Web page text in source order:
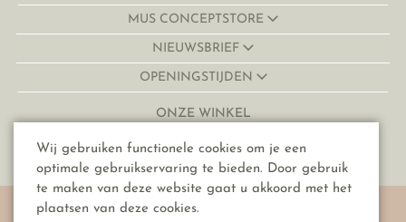
Wij gebruiken functionele cookies om je een
optimale gebruikservaring te bieden. Door gebruik
te maken van deze website gaat u akkoord met het
plaatsen van deze cookies.
MUS CONCEPTSTORE
NIEUWSBRIEF
OPENINGSTIJDEN
ONZE WINKEL
Lijnmarkt 32-34
© Copyright 2026 MUS conceptstore